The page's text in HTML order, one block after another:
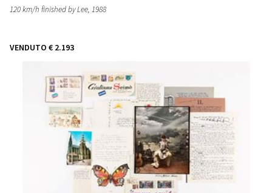
120 km/h finished by Lee, 1988
VENDUTO € 2.193